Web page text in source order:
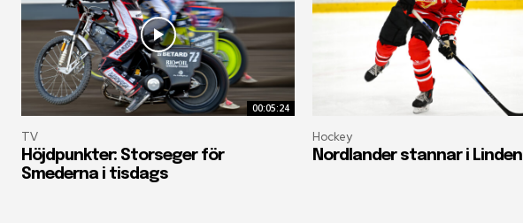
00:05:24
TV
Höjdpunkter: Storseger för
Smederna i tisdags
Hockey
Nordlander stannar i Linden